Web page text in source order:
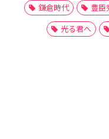
鎌倉時代
豊臣
光る君へ